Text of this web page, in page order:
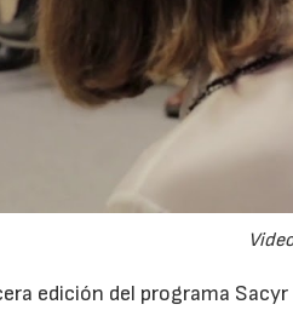
edición del programa